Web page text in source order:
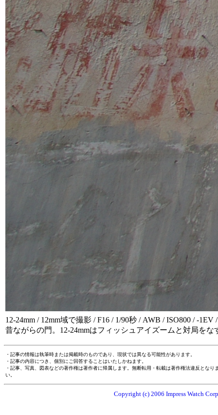
12-24mm / 12mm域で撮影 / F16 / 1/90秒 / AWB / ISO800 / -
昔ながらの門。12-24mmはフィッシュアイズームと対局を
・記事の情報は執筆時または掲載時のものであり、現状では異なる可能性があります。
・記事の内容につき、個別にご回答することはいたしかねます。
・記事、写真、図表などの著作権は著作者に帰属します。無断転用・転載は著作権法違反とな
い。
Copyright (c) 2006 Impress Watch